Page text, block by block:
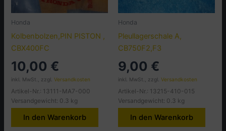
Honda
Kolbenbolzen,PIN PISTON ,
CBX400FC
10,00 €
inkl. MwSt., zzgl.Versandkosten
Artikel-Nr.: 13111-MA7-000
Versandgewicht: 0.3 kg
In den Warenkorb
Honda
Pleullagerschale A,
CB750F2,F3
9,00 €
inkl. MwSt., zzgl. Versandkosten
Artikel-Nr.: 13215-410-015
Versandgewicht: 0.3 kg
In den Warenkorb